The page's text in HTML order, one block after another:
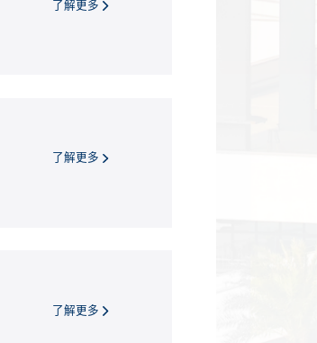
了解更多
了解更多
了解更多